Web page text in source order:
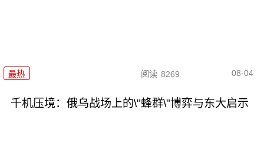
最热 阅读 8269 08-04
千机压境：俄乌战场上的\"蜂群\"博弈与东大启示